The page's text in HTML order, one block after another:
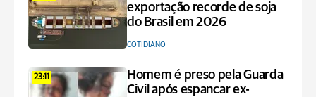
exportação recorde de soja
do Brasil em 2026
COTIDIANO
23:11
Homem é preso pela Guarda
Civil após espancar ex-